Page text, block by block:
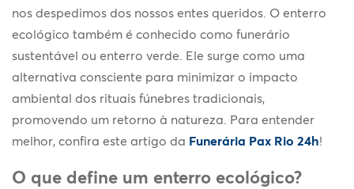
nos despedimos dos nossos entes queridos. O enterro
ecológico também é conhecido como funerário
sustentável ou enterro verde. Ele surge como uma
alternativa consciente para minimizar o impacto
ambiental dos rituais fúnebres tradicionais,
promovendo um retorno à natureza. Para entender
melhor, confira este artigo da Funerária Pax Rio 24h!
O que define um enterro ecológico?